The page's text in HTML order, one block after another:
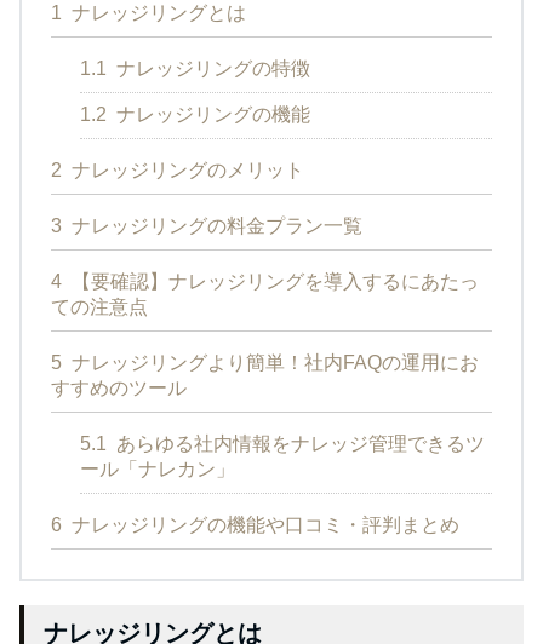
1 ナレッジリングとは
1.1 ナレッジリングの特徴
1.2 ナレッジリングの機能
2 ナレッジリングのメリット
3 ナレッジリングの料金プラン一覧
4
【要確認】ナレッジリングを導入するにあたっ
ての注意点
5 ナレッジリングより簡単！社内FAQの運用にお
すすめのツール
5.1 あらゆる社内情報をナレッジ管理できるツ
ール「ナレカン」
6 ナレッジリングの機能や口コミ・評判まとめ
ナレッジリングとは